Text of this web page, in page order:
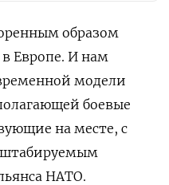
образом
в Европе. И нам
модели
боевые
на месте, с
НАТО.